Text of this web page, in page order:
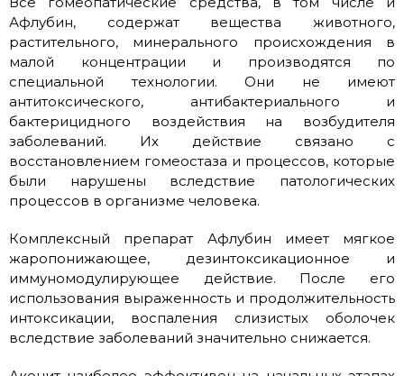
Афлубин, содержат вещества животного,
растительного, минерального происхождения в
малой концентрации и производятся по
специальной технологии. Они не имеют
антитоксического, антибактериального и
бактерицидного воздействия на возбудителя
заболеваний. Их действие связано с
восстановлением гомеостаза и процессов, которые
были нарушены вследствие патологических
процессов в организме человека.
Комплексный препарат Афлубин имеет мягкое
жаропонижающее, дезинтоксикационное и
иммуномодулирующее действие. После его
использования выраженность и продолжительность
интоксикации, воспаления слизистых оболочек
вследствие заболеваний значительно снижается.